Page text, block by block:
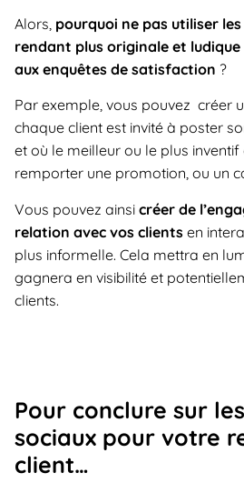
Alors, pourquoi ne pas utiliser
rendant plus originale et
aux enquêtes de satisfaction ?
Par exemple, vous pouvez créer
chaque client est invité à poster
et où le meilleur ou le plus
remporter une promotion, ou un
Vous pouvez ainsi créer de
relation avec vos clients en
plus informelle. Cela mettra en
gagnera en visibilité et
clients.
Pour conclure sur
sociaux pour votre
client…